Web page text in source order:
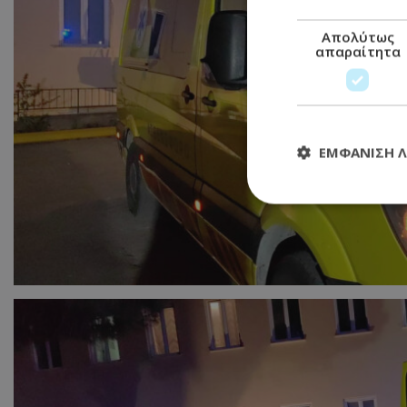
Απολύτως
απαραίτητα
ΕΜΦΆΝΙΣΗ
Τα απολύτως
διαχείριση
Ονοματεπώνυμο